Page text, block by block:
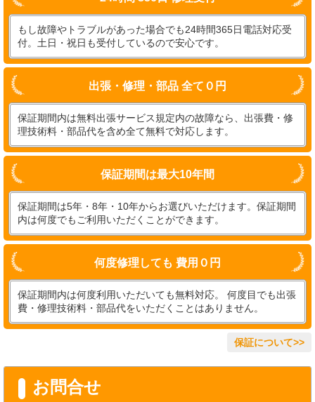
もし故障やトラブルがあった場合でも24時間365日電話対応受
付。土日・祝日も受付しているので安心です。
出張・修理・部品 全て０円
保証期間内は無料出張サービス規定内の故障なら、出張費・修
理技術料・部品代を含め全て無料で対応します。
保証期間は最大10年間
保証期間は5年・8年・10年からお選びいただけます。保証期間
内は何度でもご利用いただくことができます。
何度修理しても 費用０円
保証期間内は何度利用いただいても無料対応。 何度目でも出張
費・修理技術料・部品代をいただくことはありません。
保証について>>
お問合せ